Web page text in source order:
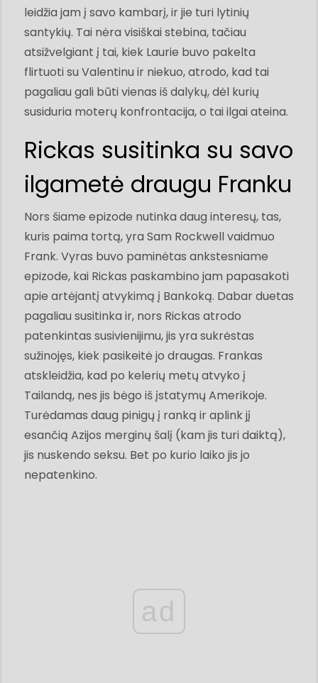
leidžia jam į savo kambarį, ir jie turi lytinių
santykių. Tai nėra visiškai stebina, tačiau
atsižvelgiant į tai, kiek Laurie buvo pakelta
flirtuoti su Valentinu ir niekuo, atrodo, kad tai
pagaliau gali būti vienas iš dalykų, dėl kurių
susiduria moterų konfrontacija, o tai ilgai ateina.
Rickas susitinka su savo
ilgametė draugu Franku
Nors šiame epizode nutinka daug interesų, tas,
kuris paima tortą, yra Sam Rockwell vaidmuo
Frank. Vyras buvo paminėtas ankstesniame
epizode, kai Rickas paskambino jam papasakoti
apie artėjantį atvykimą į Bankoką. Dabar duetas
pagaliau susitinka ir, nors Rickas atrodo
patenkintas susivienijimu, jis yra sukrėstas
sužinojęs, kiek pasikeitė jo draugas. Frankas
atskleidžia, kad po kelerių metų atvyko į
Tailandą, nes jis bėgo iš įstatymų Amerikoje.
Turėdamas daug pinigų į ranką ir aplink jį
esančią Azijos merginų šalį (kam jis turi daiktą),
jis nuskendo seksu. Bet po kurio laiko jis jo
nepatenkino.
ad